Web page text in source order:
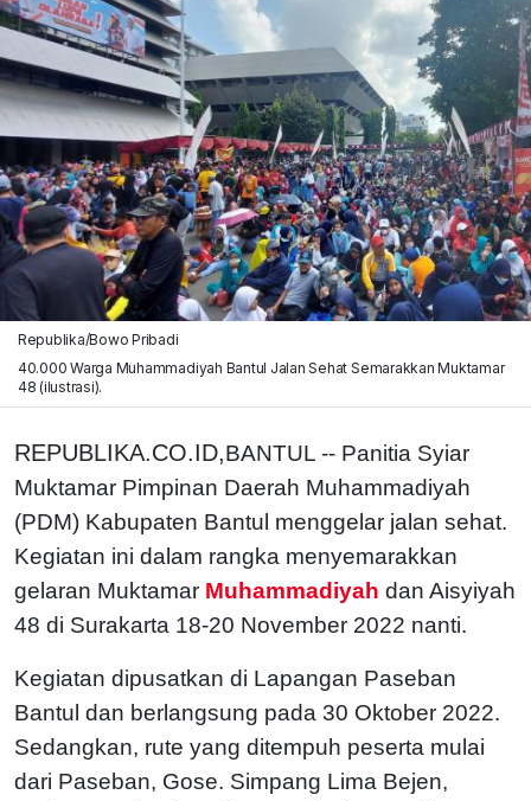
Republika/Bowo Pribadi
40.000 Warga Muhammadiyah Bantul Jalan Sehat Semarakkan Muktamar
48 (ilustrasi).
REPUBLIKA.CO.ID,BANTUL -- Panitia Syiar
Muktamar Pimpinan Daerah Muhammadiyah
(PDM) Kabupaten Bantul menggelar jalan sehat.
Kegiatan ini dalam rangka menyemarakkan
gelaran Muktamar Muhammadiyah dan Aisyiyah
48 di Surakarta 18-20 November 2022 nanti.
Kegiatan dipusatkan di Lapangan Paseban
Bantul dan berlangsung pada 30 Oktober 2022.
Sedangkan, rute yang ditempuh peserta mulai
dari Paseban, Gose. Simpang Lima Bejen,